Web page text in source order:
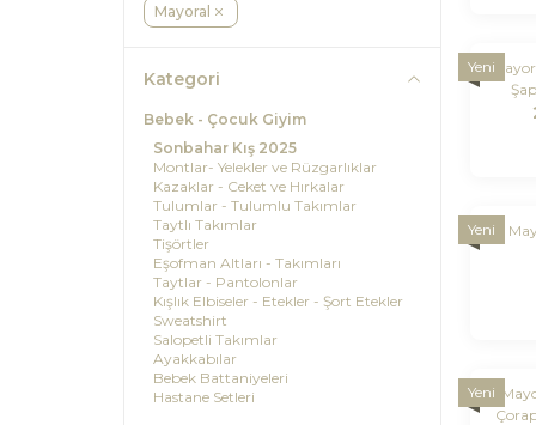
Mayoral
Kategori
Bebek - Çocuk Giyim
Sonbahar Kış 2025
Montlar- Yelekler ve Rüzgarlıklar
Kazaklar - Ceket ve Hırkalar
Tulumlar - Tulumlu Takımlar
Taytlı Takımlar
Tişörtler
Eşofman Altları - Takımları
Taytlar - Pantolonlar
Kışlık Elbiseler - Etekler - Şort Etekler
Sweatshirt
Salopetli Takımlar
Ayakkabılar
Bebek Battaniyeleri
Hastane Setleri
Yeni
Yeni
Yeni